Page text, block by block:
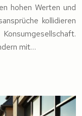
hohen Werten und
kollidieren
mit…